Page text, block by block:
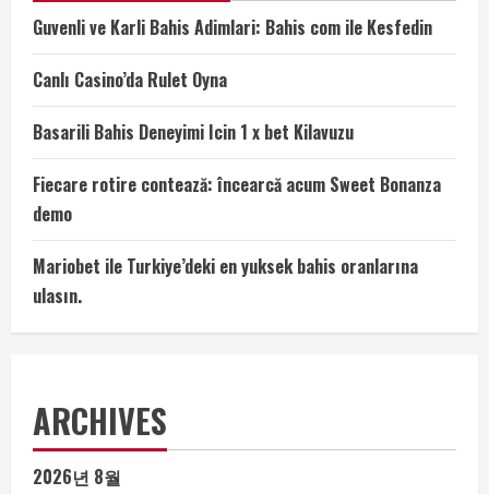
Guvenli ve Karli Bahis Adimlari: Bahis com ile Kesfedin
Canlı Casino’da Rulet Oyna
Basarili Bahis Deneyimi Icin 1 x bet Kilavuzu
Fiecare rotire contează: încearcă acum Sweet Bonanza
demo
Mariobet ile Turkiye’deki en yuksek bahis oranlarına
ulasın.
ARCHIVES
2026년 8월